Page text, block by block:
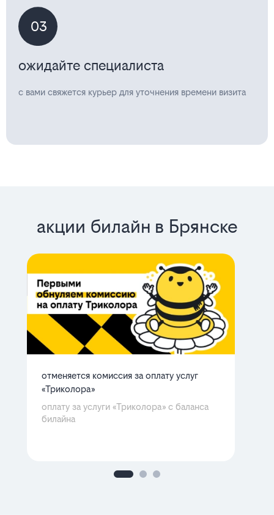
03
ожидайте специалиста
с вами свяжется курьер для уточнения времени визита
акции билайн в Брянске
отменяется комиссия за оплату услуг
«Триколора»
оплату за услуги «Триколора» с баланса
билайна